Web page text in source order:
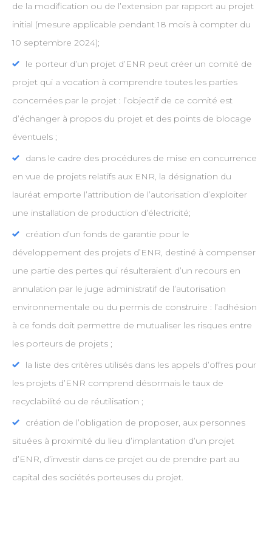
de la modification ou de l’extension par rapport au projet
initial (mesure applicable pendant 18 mois à compter du
10 septembre 2024);
le porteur d’un projet d’ENR peut créer un comité de
projet qui a vocation à comprendre toutes les parties
concernées par le projet : l’objectif de ce comité est
d’échanger à propos du projet et des points de blocage
éventuels ;
dans le cadre des procédures de mise en concurrence
en vue de projets relatifs aux ENR, la désignation du
lauréat emporte l’attribution de l’autorisation d’exploiter
une installation de production d’électricité;
création d’un fonds de garantie pour le
développement des projets d’ENR, destiné à compenser
une partie des pertes qui résulteraient d’un recours en
annulation par le juge administratif de l’autorisation
environnementale ou du permis de construire : l’adhésion
à ce fonds doit permettre de mutualiser les risques entre
les porteurs de projets ;
la liste des critères utilisés dans les appels d’offres pour
les projets d’ENR comprend désormais le taux de
recyclabilité ou de réutilisation ;
création de l’obligation de proposer, aux personnes
situées à proximité du lieu d’implantation d’un projet
d’ENR, d’investir dans ce projet ou de prendre part au
capital des sociétés porteuses du projet.